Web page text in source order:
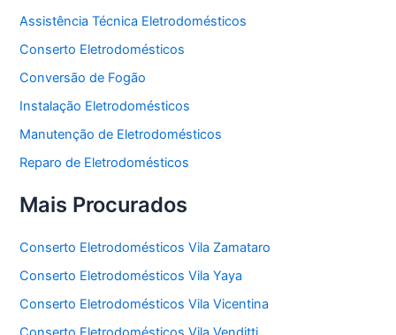
Assistência Técnica Eletrodomésticos
Conserto Eletrodomésticos
Conversão de Fogão
Instalação Eletrodomésticos
Manutenção de Eletrodomésticos
Reparo de Eletrodomésticos
Mais Procurados
Conserto Eletrodomésticos Vila Zamataro
Conserto Eletrodomésticos Vila Yaya
Conserto Eletrodomésticos Vila Vicentina